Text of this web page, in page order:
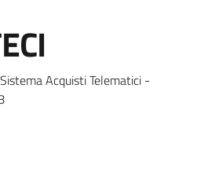
Acquisti Telematici -